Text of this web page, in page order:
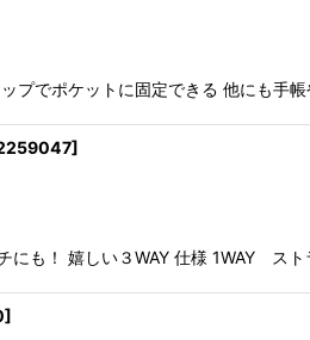
プでポケットに固定できる 他にも手
]
にも！ 嬉しい３WAY 仕様 1WAY ス
]